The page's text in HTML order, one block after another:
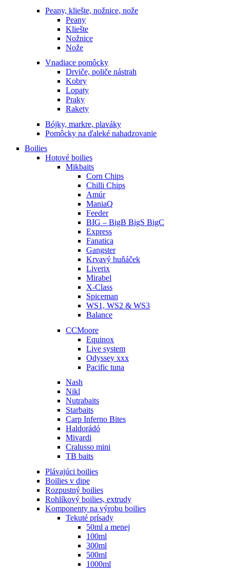
Peany, kliešte, nožnice, nože
Peany
Kliešte
Nožnice
Nože
Vnadiace pomôcky
Drviče, poliče nástrah
Kobry
Lopaty
Praky
Rakety
Bójky, markre, plaváky
Pomôcky na ďaleké nahadzovanie
Boilies
Hotové boilies
Mikbaits
Corn Chips
Chilli Chips
Amúr
ManiaQ
Feeder
BIG – BigB BigS BigC
Express
Fanatica
Gangster
Krvavý huňáček
Liverix
Mirabel
X-Class
Spiceman
WS1, WS2 & WS3
Balance
CCMoore
Equinox
Live system
Odyssey xxx
Pacific tuna
Nash
Nikl
Nutrabaits
Starbaits
Carp Inferno Bites
Haldorádó
Mivardi
Cralusso mini
TB baits
Plávajúci boilies
Boilies v dipe
Rozpustný boilies
Rohlíkový boilies, extrudy
Komponenty na výrobu boilies
Tekuté prísady
50ml a menej
100ml
300ml
500ml
1000ml